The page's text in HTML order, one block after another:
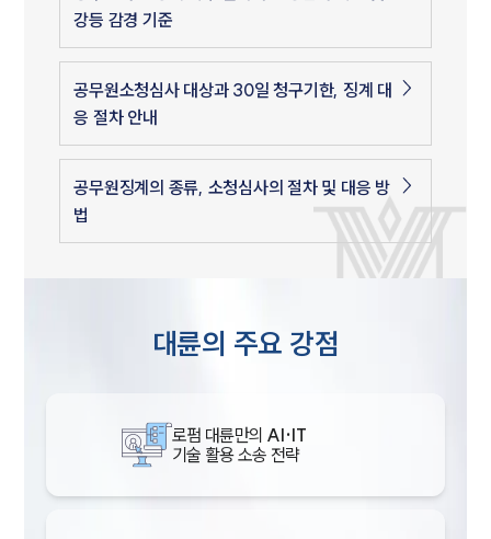
강등 감경 기준
공무원소청심사 대상과 30일 청구기한, 징계 대
응 절차 안내
공무원징계의 종류, 소청심사의 절차 및 대응 방
법
대륜의 주요 강점
로펌 대륜만의 AI·IT
기술 활용 소송 전략